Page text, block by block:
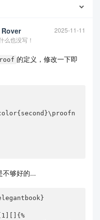
2025-11-11
么也没写！
的定义，修改一下即
不够好的...